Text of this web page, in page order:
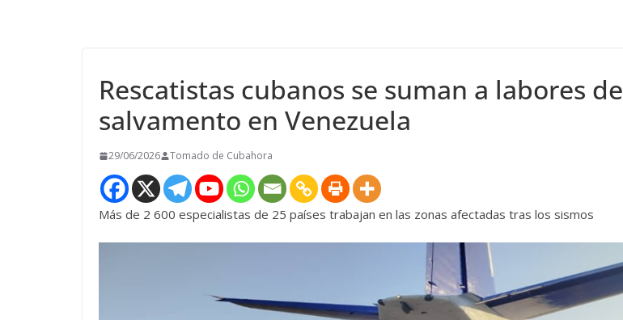
Rescatistas cubanos se suman a labores de
salvamento en Venezuela
29/06/2026 Tomado de Cubahora
Más de 2 600 especialistas de 25 países trabajan en las zonas afectadas tras los sismos